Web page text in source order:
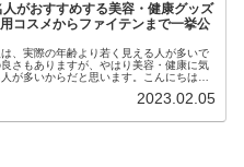
がおすすめする美容・健康グッズ
用コスメからファイテンまで一挙公
、実際の年齢より若く見える人が多いで
さもありますが、やはり美容・健康に気
が多いからだと思います。こんにちは！
？今回は、芸能人…
2023.02.05